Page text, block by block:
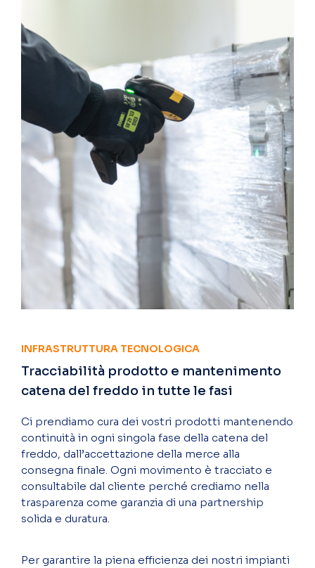
INFRASTRUTTURA TECNOLOGICA
Tracciabilità prodotto e mantenimento
catena del freddo in tutte le fasi
Ci prendiamo cura dei vostri prodotti mantenendo
continuità in ogni singola fase della catena del
freddo, dall’accettazione della merce alla
consegna finale. Ogni movimento è tracciato e
consultabile dal cliente perché crediamo nella
trasparenza come garanzia di una partnership
solida e duratura.
Per garantire la piena efficienza dei nostri impianti